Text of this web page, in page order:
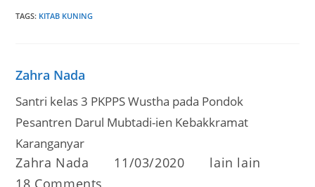
TAGS: KITAB KUNING
Zahra Nada
Santri kelas 3 PKPPS Wustha pada Pondok
Pesantren Darul Mubtadi-ien Kebakkramat
Karanganyar
Post
Zahra Nada
Post
11/03/2020
Post
lain lain
Post
18 Comments